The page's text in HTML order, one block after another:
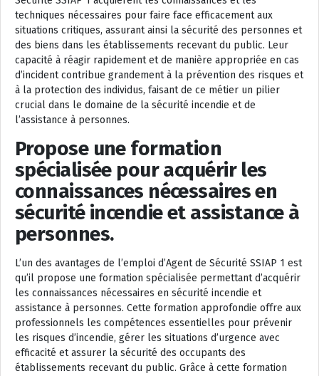
techniques nécessaires pour faire face efficacement aux
situations critiques, assurant ainsi la sécurité des personnes et
des biens dans les établissements recevant du public. Leur
capacité à réagir rapidement et de manière appropriée en cas
d’incident contribue grandement à la prévention des risques et
à la protection des individus, faisant de ce métier un pilier
crucial dans le domaine de la sécurité incendie et de
l’assistance à personnes.
Propose une formation
spécialisée pour acquérir les
connaissances nécessaires en
sécurité incendie et assistance à
personnes.
L’un des avantages de l’emploi d’Agent de Sécurité SSIAP 1 est
qu’il propose une formation spécialisée permettant d’acquérir
les connaissances nécessaires en sécurité incendie et
assistance à personnes. Cette formation approfondie offre aux
professionnels les compétences essentielles pour prévenir
les risques d’incendie, gérer les situations d’urgence avec
efficacité et assurer la sécurité des occupants des
établissements recevant du public. Grâce à cette formation